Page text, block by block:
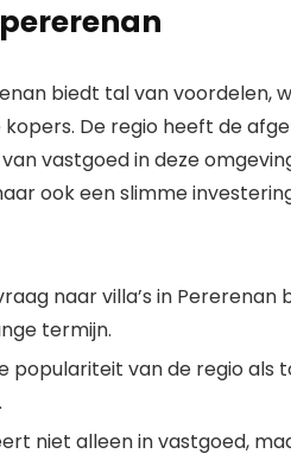
biedt tal van voordelen,
De regio heeft de
vastgoed in deze
ook een slimme
naar villa’s in
termijn.
populariteit van de regio als
niet alleen in vastgoed,